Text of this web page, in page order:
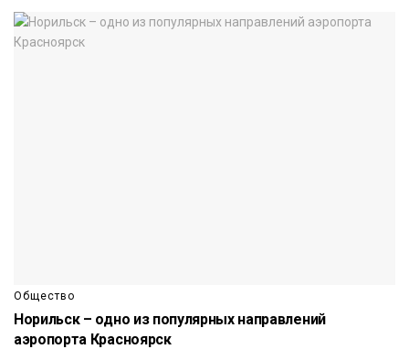
Общество
Норильск – одно из популярных направлений
аэропорта Красноярск